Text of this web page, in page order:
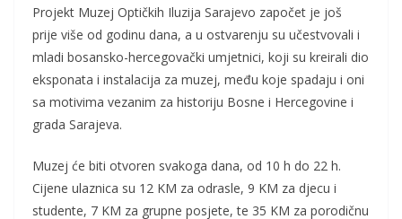
Projekt Muzej Optičkih Iluzija Sarajevo započet je još
prije više od godinu dana, a u ostvarenju su učestvovali i
mladi bosansko-hercegovački umjetnici, koji su kreirali dio
eksponata i instalacija za muzej, među koje spadaju i oni
sa motivima vezanim za historiju Bosne i Hercegovine i
grada Sarajeva.
Muzej će biti otvoren svakoga dana, od 10 h do 22 h.
Cijene ulaznica su 12 KM za odrasle, 9 KM za djecu i
studente, 7 KM za grupne posjete, te 35 KM za porodičnu